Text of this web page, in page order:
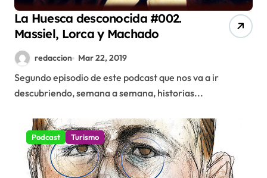
La Huesca desconocida #002.
Massiel, Lorca y Machado
redaccion Mar 22, 2019
Segundo episodio de este podcast que nos va a ir
descubriendo, semana a semana, historias...
Podcast Turismo